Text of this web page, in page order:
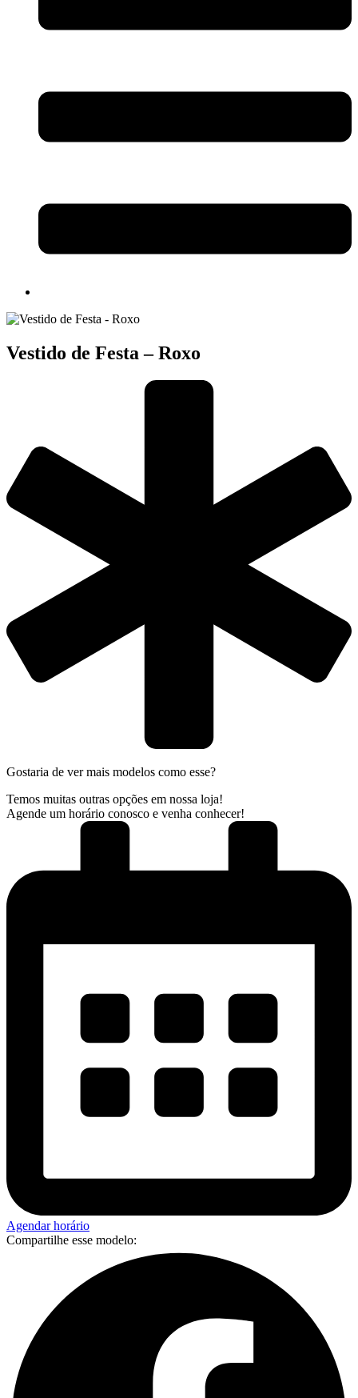
Vestido de Festa – Roxo
Gostaria de ver mais modelos como esse?
Temos muitas outras opções em nossa loja!
Agende um horário conosco e venha conhecer!
Agendar horário
Compartilhe esse modelo: